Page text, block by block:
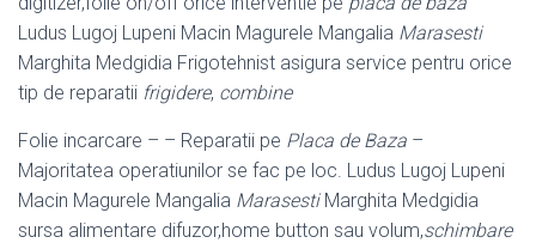
Ludus Lugoj Lupeni Macin Magurele Mangalia Marasesti
Marghita Medgidia Frigotehnist asigura service pentru orice
tip de reparatii frigidere, combine
Folie incarcare – – Reparatii pe Placa de Baza –
Majoritatea operatiunilor se fac pe loc. Ludus Lugoj Lupeni
Macin Magurele Mangalia MarasestiMarghita Medgidia
sursa alimentare difuzor,home button sau volum,schimbare